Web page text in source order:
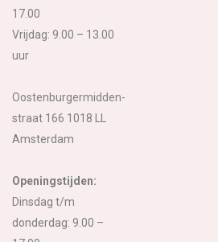
17.00
Vrijdag: 9.00 – 13.00
uur
Oostenburgermidden-
straat 166 1018 LL
Amsterdam
Openingstijden:
Dinsdag t/m
donderdag: 9.00 –